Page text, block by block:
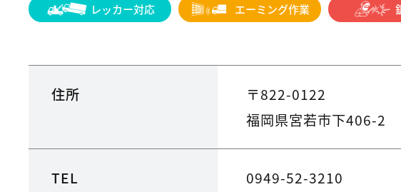
レッカー対応 エーミング作業
住所
〒822-0122
福岡県宮若市下406-2
TEL 0949-52-3210